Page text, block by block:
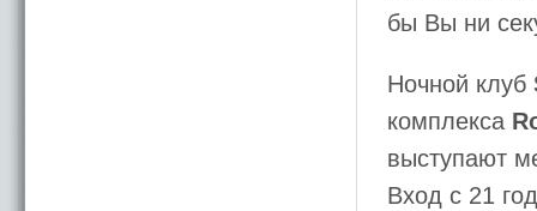
бы Вы ни
Ночной клуб
комплекса
выступают
Вход с 21